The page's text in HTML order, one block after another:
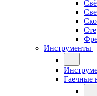
Инструменты
Гаечные